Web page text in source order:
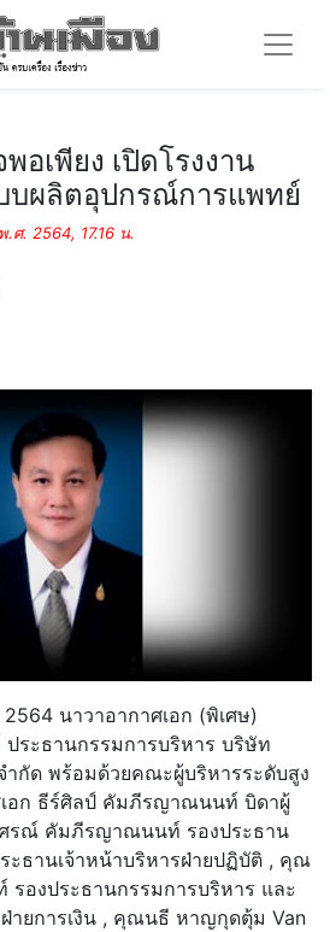
อเพียง เปิดโรงงาน
บผลิตอุปกรณ์การแพทย์
. 2564, 17.16 น.
นาวาอากาศเอก (พิเศษ)
ะธานกรรมการบริหาร บริษัท
ำกัด พร้อมด้วยคณะผู้บริหารระดับสูง
อก ธีร์ศิลป์ คัมภีรญาณนนท์ บิดาผู้
รณ์ คัมภีรญาณนนท์ รองประธาน
ะธานเจ้าหน้าบริหารฝ่ายปฏิบัติ , คุณ
องประธานกรรมการบริหาร และ
ายการเงิน , คุณนธี หาญกุดตุ้ม Van